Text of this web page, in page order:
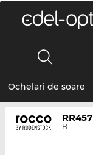
Ochelari de soare
RR457
B